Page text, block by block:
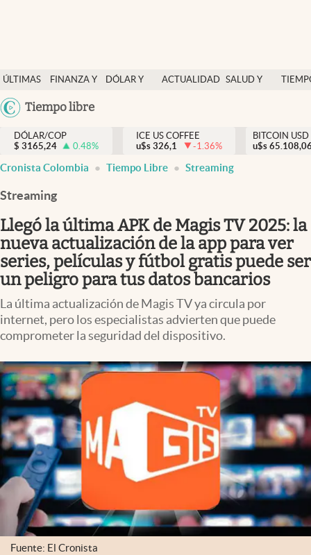
ÚLTIMAS
NOTICIAS
FINANZA Y
DÓLAR Y
ACTUALIDAD SALUD Y
México
Tiempo libre
Salud y nutrición
Vida espiritual
Actualidad
Colombia
DÓLAR/COP
$ 3165,24 0.48%
ICE US COFFEE
u$s 326,1 -1.36%
BITCOIN USD
u$s
Cronista Colombia Tiempo Libre Streaming
Streaming
Llegó la última APK de Magis TV 2025: la
nueva actualización de la app para ver
series, películas y fútbol gratis puede ser
un peligro para tus datos bancarios
La última actualización de Magis TV ya circula por
internet, pero los especialistas advierten que puede
comprometer la seguridad del dispositivo.
Fuente: El Cronista